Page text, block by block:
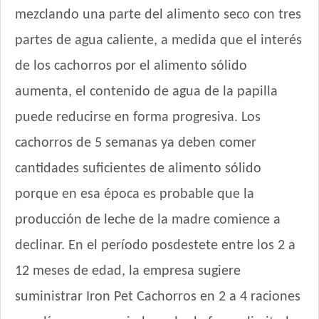
Nutrique Mother & Baby Dog
Nutrique Toy & Mini Puppy
Odwalla Perro Cachorro
Old Prince Proteínas Noveles Perro Cachorro Cordero y Arroz
Integral
Pedigree Perro Cachorro Sabor Carne Y Pollo
Pro Plan Perro Cachorro Raza Pequeña
Profesional Vet Premium Perro Cachorro Mordida Pequeña
Pupy Food Perro Cachorro
Royal Canin Club Performance Junior
mezclando una parte del alimento seco con tres
partes de agua caliente, a medida que el interés
de los cachorros por el alimento sólido
aumenta, el contenido de agua de la papilla
puede reducirse en forma progresiva. Los
cachorros de 5 semanas ya deben comer
cantidades suficientes de alimento sólido
porque en esa época es probable que la
producción de leche de la madre comience a
declinar. En el período posdestete entre los 2 a
12 meses de edad, la empresa sugiere
suministrar Iron Pet Cachorros en 2 a 4 raciones